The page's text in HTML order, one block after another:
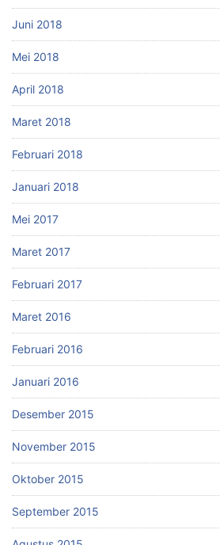
Juni 2018
Mei 2018
April 2018
Maret 2018
Februari 2018
Januari 2018
Mei 2017
Maret 2017
Februari 2017
Maret 2016
Februari 2016
Januari 2016
Desember 2015
November 2015
Oktober 2015
September 2015